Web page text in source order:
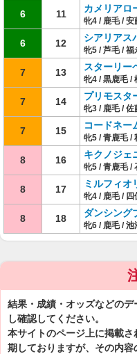
6 11 カメリアロ
牝4 / 鹿毛 /
6 12 シアリアス
牝5 / 芦毛 /
7 13 スターリー
牝4 / 黒鹿毛 /
7 14 プリモスタ
牝3 / 鹿毛 /
7 15 コードネー
牝5 / 青鹿毛 /
8 16 キクノジェ
牝5 / 青鹿毛 /
8 17 ミルフィオ
牝4 / 鹿毛 /
8 18 ダンシング
牝6 / 鹿毛 /
結果・成績・オッズなどの
し確認してください。
本サイトのページ上に掲載
期しておりますが、その内